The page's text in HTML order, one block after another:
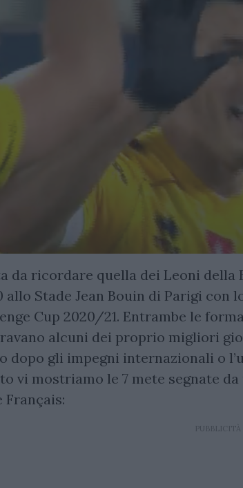
da ricordare quella dei Leoni della
allo Stade Jean Bouin di Parigi con
Cup 2020/21. Entrambe le
alcuni dei proprio migliori
dopo gli impegni internazionali o
vi mostriamo le 7 mete segnate
Français: